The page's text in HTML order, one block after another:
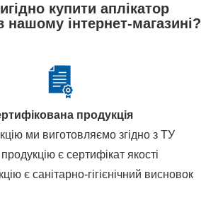
купити аплікатор
нашому інтернет-магазині?
продукція
ми виготовляємо згідно з ТУ
є сертифікат якості
є санітарно-гігієнічний висновок